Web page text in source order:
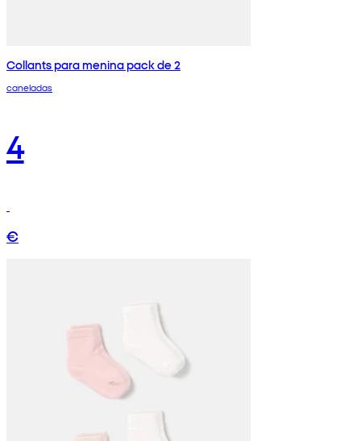
Collants para menina pack de 2
caneladas
4
€